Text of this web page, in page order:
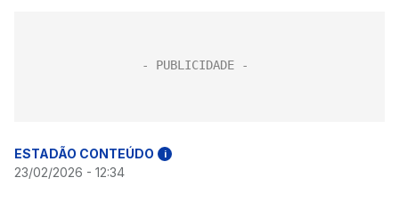
ESTADÃO CONTEÚDO i
23/02/2026 - 12:34